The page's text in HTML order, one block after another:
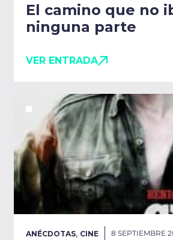
El camino que no
ninguna parte
VER ENTRADA
ANÉCDOTAS, CINE 8 SEPTIEMBRE